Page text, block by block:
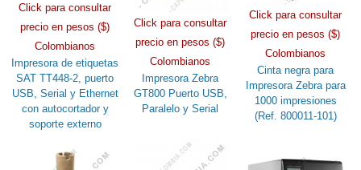
Click para consultar
precio en pesos ($)
Colombianos
Impresora de etiquetas
SAT TT448-2, puerto
USB, Serial y Ethernet
con autocortador y
soporte externo
Click para consultar
precio en pesos ($)
Colombianos
Impresora Zebra
GT800 Puerto USB,
Paralelo y Serial
Click para consultar
precio en pesos ($)
Colombianos
Cinta negra para
Impresora Zebra para
1000 impresiones
(Ref. 800011-101)